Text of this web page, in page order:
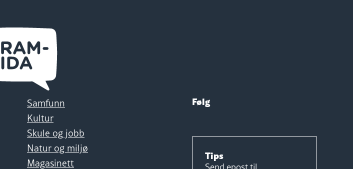
Samfunn
Kultur
Skule og jobb
Natur og miljø
Magasinett
Følg
Tips